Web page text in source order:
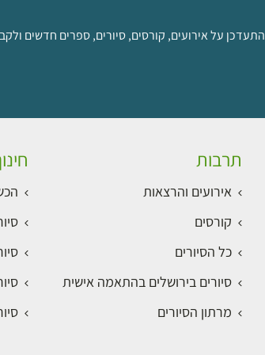
על אירועים, קורסים, סיורים, ספרים חדשים
תרבות
אירועים והרצאות
קורסים
כל הסיורים
סיורים בירושלים בהתאמה אישית
מרתון הסיורים